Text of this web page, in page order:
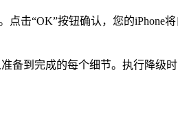
点击“OK”按钮确认，您的
备到完成的每个细节。执行降级